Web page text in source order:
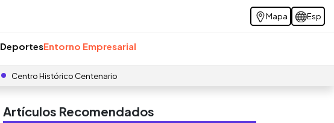
Mapa Esp
DeportesEntorno Empresarial
Centro Histórico Centenario
Artículos Recomendados